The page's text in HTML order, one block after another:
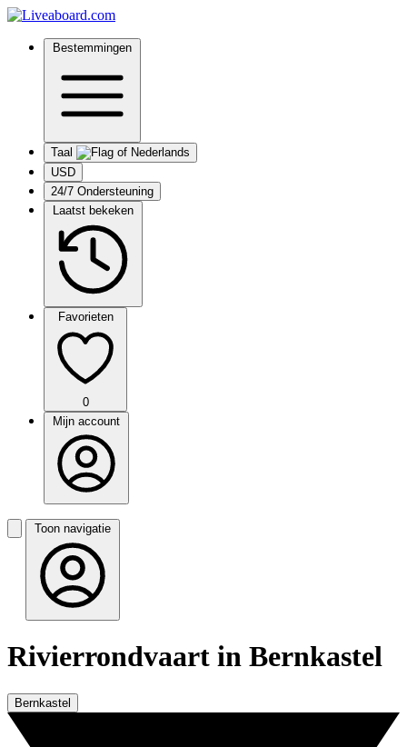
Bestemmingen
Taal
USD
24/7 Ondersteuning
Laatst bekeken
Favorieten
0
Mijn account
Toon navigatie
Rivierrondvaart in Bernkastel
Bernkastel